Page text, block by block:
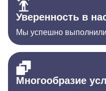
Уверенность в
Мы успешно
Многообразие